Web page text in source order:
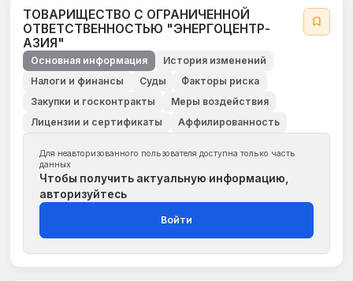
ТОВАРИЩЕСТВО С ОГРАНИЧЕННОЙ
ОТВЕТСТВЕННОСТЬЮ "ЭНЕРГОЦЕНТР-
АЗИЯ"
Основная информация
История изменений
Налоги и финансы
Суды
Факторы риска
Закупки и госконтракты
Меры воздействия
Лицензии и сертификаты
Аффилированность
Для неавторизованного пользователя доступна только часть
данных
Чтобы получить актуальную информацию,
авторизуйтесь
Войти